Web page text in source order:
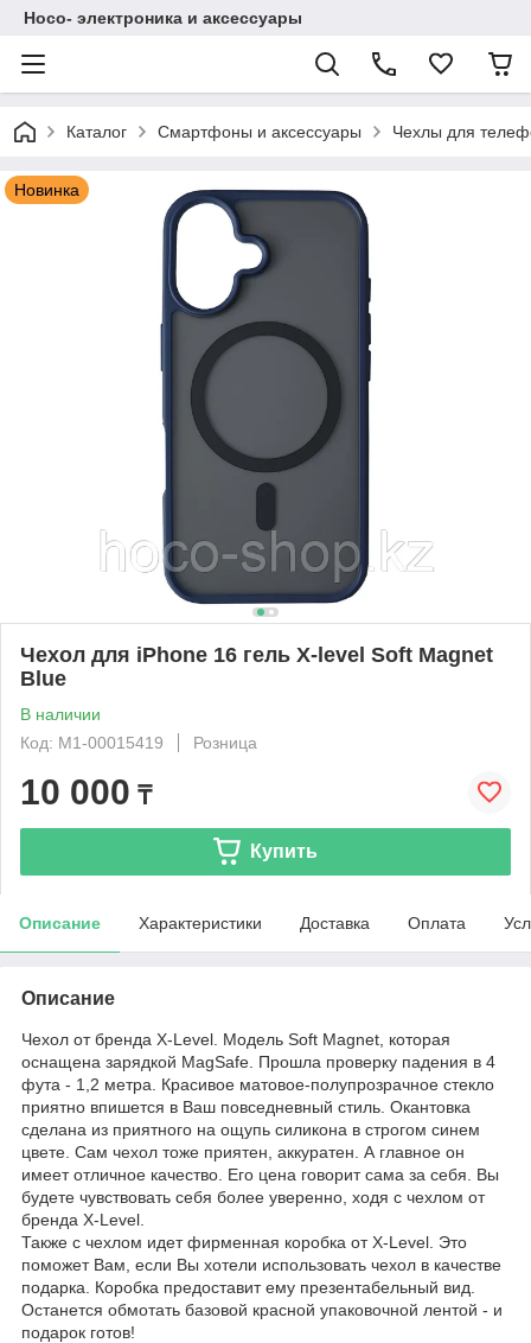
Hoco- электроника и аксессуары
Каталог Смартфоны и аксессуары Чехлы для
Новинка
Чехол для iPhone 16 гель X-level Soft Magnet
Blue
В наличии
Код: М1-00015419
Розница
10 000 ₸
Купить
Описание Характеристики Доставка Оплата
Описание
Чехол от бренда X-Level. Модель Soft Magnet, которая
оснащена зарядкой MagSafe. Прошла проверку падения в 4
фута - 1,2 метра. Красивое матовое-полупрозрачное стекло
приятно впишется в Ваш повседневный стиль. Окантовка
сделана из приятного на ощупь силикона в строгом синем
цвете. Сам чехол тоже приятен, аккуратен. А главное он
имеет отличное качество. Его цена говорит сама за себя. Вы
будете чувствовать себя более уверенно, ходя с чехлом от
бренда X-Level.
Также с чехлом идет фирменная коробка от X-Level. Это
поможет Вам, если Вы хотели использовать чехол в качестве
подарка. Коробка предоставит ему презентабельный вид.
Останется обмотать базовой красной упаковочной лентой - и
подарок готов!